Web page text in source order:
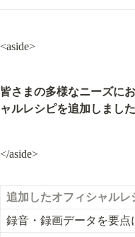
<aside>
皆さまの多様なニーズに
ャルレシピを追加しまし
</aside>
追加したオフィシャルレ
録音・録画データを要点